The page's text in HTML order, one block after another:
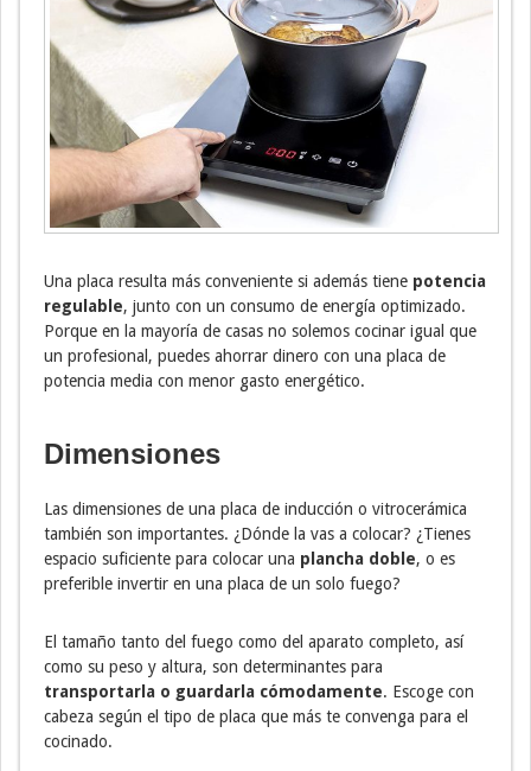
Una placa resulta más conveniente si además tiene potencia
regulable, junto con un consumo de energía optimizado.
Porque en la mayoría de casas no solemos cocinar igual que
un profesional, puedes ahorrar dinero con una placa de
potencia media con menor gasto energético.
Dimensiones
Las dimensiones de una placa de inducción o vitrocerámica
también son importantes. ¿Dónde la vas a colocar? ¿Tienes
espacio suficiente para colocar una plancha doble, o es
preferible invertir en una placa de un solo fuego?
El tamaño tanto del fuego como del aparato completo, así
como su peso y altura, son determinantes para
transportarla o guardarla cómodamente. Escoge con
cabeza según el tipo de placa que más te convenga para el
cocinado.